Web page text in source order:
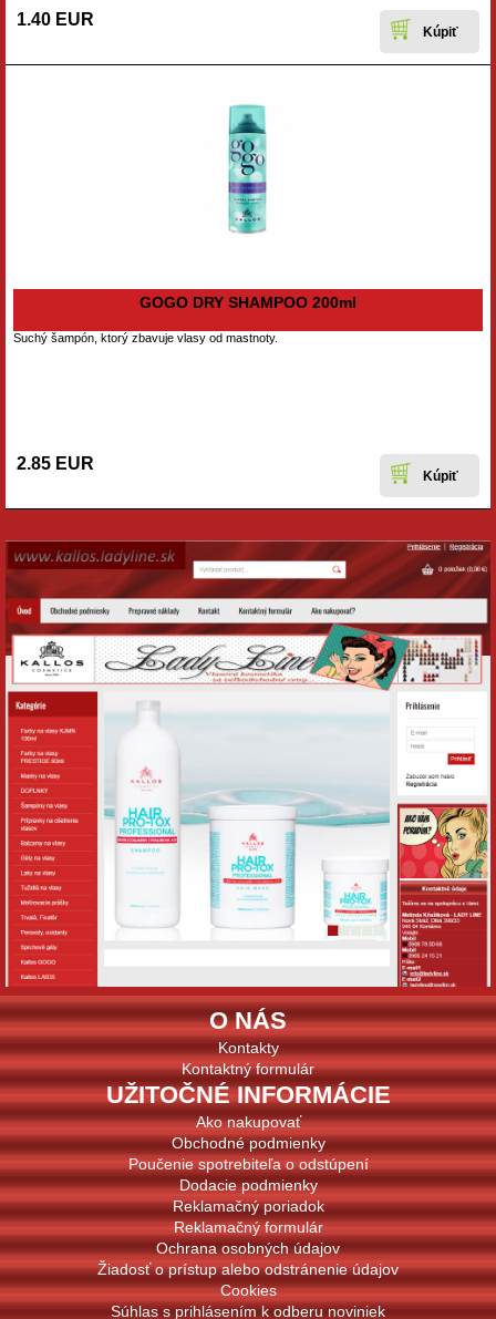
1.40 EUR
GOGO DRY SHAMPOO 200ml
Suchý šampón, ktorý zbavuje vlasy od mastnoty.
2.85 EUR
O NÁS
Kontakty
Kontaktný formulár
UŽITOČNÉ INFORMÁCIE
Ako nakupovať
Obchodné podmienky
Poučenie spotrebiteľa o odstúpení
Dodacie podmienky
Reklamačný poriadok
Reklamačný formulár
Ochrana osobných údajov
Žiadosť o prístup alebo odstránenie údajov
Cookies
Súhlas s prihlásením k odberu noviniek